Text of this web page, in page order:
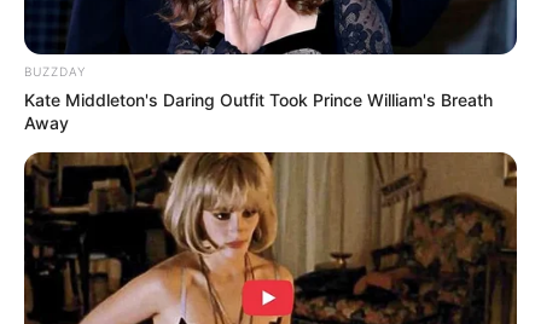
BUZZDAY
Kate Middleton's Daring Outfit Took Prince William's Breath
Away